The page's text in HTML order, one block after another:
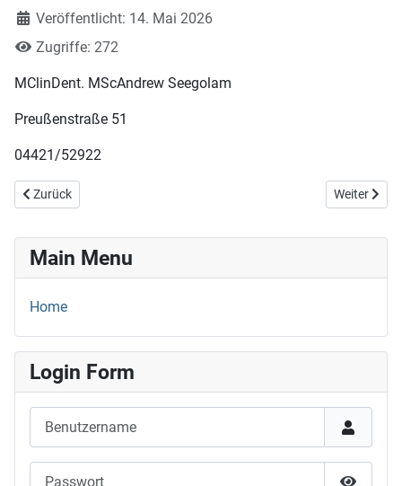
Veröffentlicht: 14. Mai 2026
Zugriffe: 272
MClinDent. MScAndrew Seegolam
Preußenstraße 51
04421/52922
Vorheriger Beitrag: 14.+15.05.26
Zurück Nächster
Weiter
Main Menu
Home
Login Form